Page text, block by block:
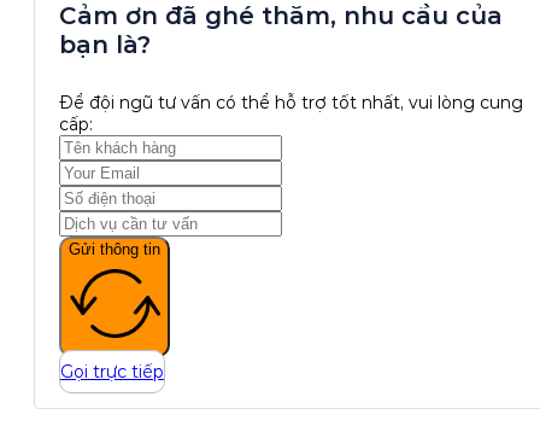
Cảm ơn đã ghé thăm, nhu cầu của
bạn là?
Để đội ngũ tư vấn có thể hỗ trợ tốt nhất, vui lòng cung
cấp:
Gửi thông tin
Gọi trực tiếp